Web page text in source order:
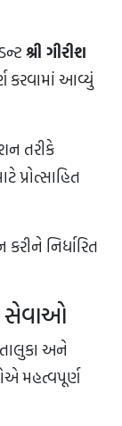
શ્રી ગીરીશ
કરવામાં આવ્યું
તરીકે
પ્રોત્સાહિત
નિર્ધારિત
સેવાઓ
અને
મહત્વપૂર્ણ